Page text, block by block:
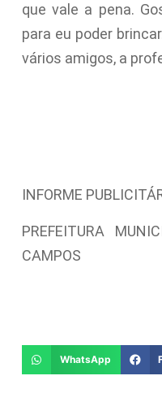
que vale a pena.
para eu poder
vários amigos, a
INFORME
PREFEITURA
CAMPOS
WhatsApp